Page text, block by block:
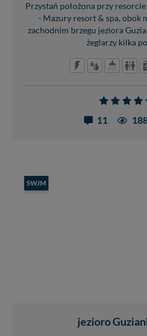
Przystań położona przy
- Mazury resort & spa, obok
zachodnim brzegu jeziora
żeglarzy kilka
11
SWJM
jezioro